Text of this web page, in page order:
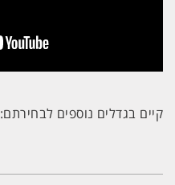
קיים בגדלים נוספים לבחירתם: